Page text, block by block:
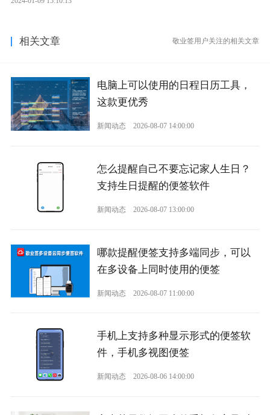
相关文章 敬业签用户关注的相关文章
电脑上可以使用的日程日历工具，
这款更优秀
新闻动态 2026-08-07 14:00:00
怎么提醒自己不要忘记家人生日？
支持生日提醒的便签软件
新闻动态 2026-08-07 13:00:00
哪款提醒便签支持多端同步，可以
在多设备上同时使用的便签
新闻动态 2026-08-07 11:00:00
手机上支持多种显示形式的便签软
件，手机多视图便签
新闻动态 2026-08-06 14:00:00